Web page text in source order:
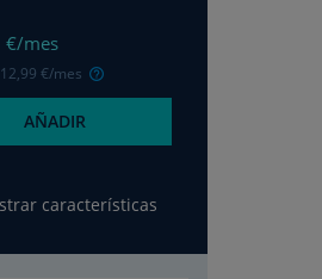
€/mes
12,99 €/mes
AÑADIR
características